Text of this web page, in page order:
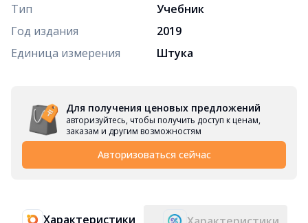
Тип
Учебник
Год издания
2019
Единица измерения
Штука
Для получения ценовых предложений
авторизуйтесь, чтобы получить доступ к ценам,
заказам и другим возможностям
Авторизоваться сейчас
Характеристики